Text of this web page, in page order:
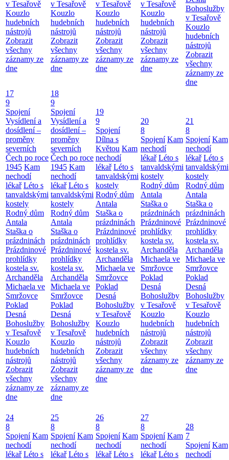
v Tesařově
Kouzlo
hudebních
nástrojů
Zobrazit
všechny
záznamy ze
dne
v Tesařově
Kouzlo
hudebních
nástrojů
Zobrazit
všechny
záznamy ze
dne
v Tesařově
Kouzlo
hudebních
nástrojů
Zobrazit
všechny
záznamy ze
dne
v Tesařově
Kouzlo
hudebních
nástrojů
Zobrazit
všechny
záznamy ze
dne
Bohoslužby
v Tesařově
Kouzlo
hudebních
nástrojů
Zobrazit
všechny
záznamy ze
dne
17
9
Spojení
Vysídlení a
dosídlení –
proměny
severních
Čech po roce
1945 Kam
nechodí
lékař Léto s
tanvaldskými
kostely
Rodný dům
Antala
Staška o
prázdninách
Prázdninové
prohlídky
kostela sv.
Archanděla
Michaela ve
Smržovce
Poklad
Desná
Bohoslužby
v Tesařově
Kouzlo
hudebních
nástrojů
Zobrazit
všechny
záznamy ze
dne
18
9
Spojení
Vysídlení a
dosídlení –
proměny
severních
Čech po roce
1945 Kam
nechodí
lékař Léto s
tanvaldskými
kostely
Rodný dům
Antala
Staška o
prázdninách
Prázdninové
prohlídky
kostela sv.
Archanděla
Michaela ve
Smržovce
Poklad
Desná
Bohoslužby
v Tesařově
Kouzlo
hudebních
nástrojů
Zobrazit
všechny
záznamy ze
dne
19
9
Spojení
Dílna s
Květou Kam
nechodí
lékař Léto s
tanvaldskými
kostely
Rodný dům
Antala
Staška o
prázdninách
Prázdninové
prohlídky
kostela sv.
Archanděla
Michaela ve
Smržovce
Poklad
Desná
Bohoslužby
v Tesařově
Kouzlo
hudebních
nástrojů
Zobrazit
všechny
záznamy ze
dne
20
8
Spojení Kam
nechodí
lékař Léto s
tanvaldskými
kostely
Rodný dům
Antala
Staška o
prázdninách
Prázdninové
prohlídky
kostela sv.
Archanděla
Michaela ve
Smržovce
Poklad
Desná
Bohoslužby
v Tesařově
Kouzlo
hudebních
nástrojů
Zobrazit
všechny
záznamy ze
dne
21
8
Spojení Kam
nechodí
lékař Léto s
tanvaldskými
kostely
Rodný dům
Antala
Staška o
prázdninách
Prázdninové
prohlídky
kostela sv.
Archanděla
Michaela ve
Smržovce
Poklad
Desná
Bohoslužby
v Tesařově
Kouzlo
hudebních
nástrojů
Zobrazit
všechny
záznamy ze
dne
24
8
Spojení Kam
nechodí
lékař Léto s
25
8
Spojení Kam
nechodí
lékař Léto s
26
8
Spojení Kam
nechodí
lékař Léto s
27
8
Spojení Kam
nechodí
lékař Léto s
28
7
Spojení Kam
nechodí